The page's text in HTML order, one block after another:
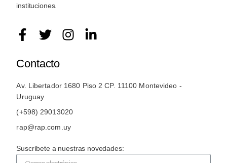
instituciones.
Contacto
Av. Libertador 1680 Piso 2 CP. 11100 Montevideo -
Uruguay
(+598) 29013020
rap@rap.com.uy
Suscríbete a nuestras novedades: